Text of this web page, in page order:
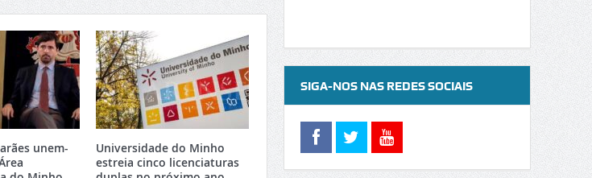
unem-
Universidade do Minho
estreia cinco licenciaturas
SIGA-NOS NAS REDES SOCIAIS